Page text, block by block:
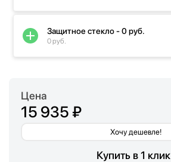
Цена
15 935 ₽
Хочу дешевле!
Купить в 1 клик
Защитное стекло - 0 руб.
0 руб.